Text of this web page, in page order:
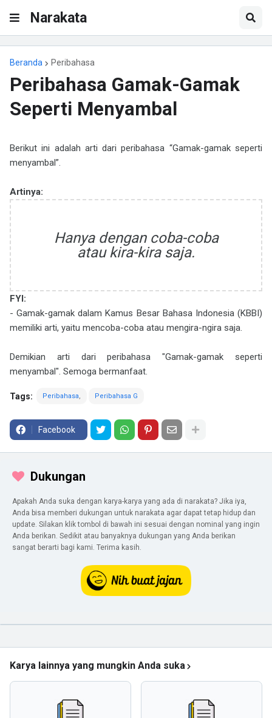
Narakata
Beranda Peribahasa
Peribahasa Gamak-Gamak
Seperti Menyambal
Berikut ini adalah arti dari peribahasa “Gamak-gamak seperti
menyambal”.
Artinya:
Hanya dengan coba-coba
atau kira-kira saja.
FYI:
- Gamak-gamak dalam Kamus Besar Bahasa Indonesia (KBBI)
memiliki arti, yaitu mencoba-coba atau mengira-ngira saja.
Demikian arti dari peribahasa "Gamak-gamak seperti
menyambal". Semoga bermanfaat.
Tags: Peribahasa Peribahasa G
Facebook
Dukungan
Apakah Anda suka dengan karya-karya yang ada di narakata? Jika iya,
Anda bisa memberi dukungan untuk narakata agar dapat tetap hidup dan
update. Silakan klik tombol di bawah ini sesuai dengan nominal yang ingin
Anda berikan. Sedikit atau banyaknya dukungan yang Anda berikan
sangat berarti bagi kami. Terima kasih.
Karya lainnya yang mungkin Anda suka